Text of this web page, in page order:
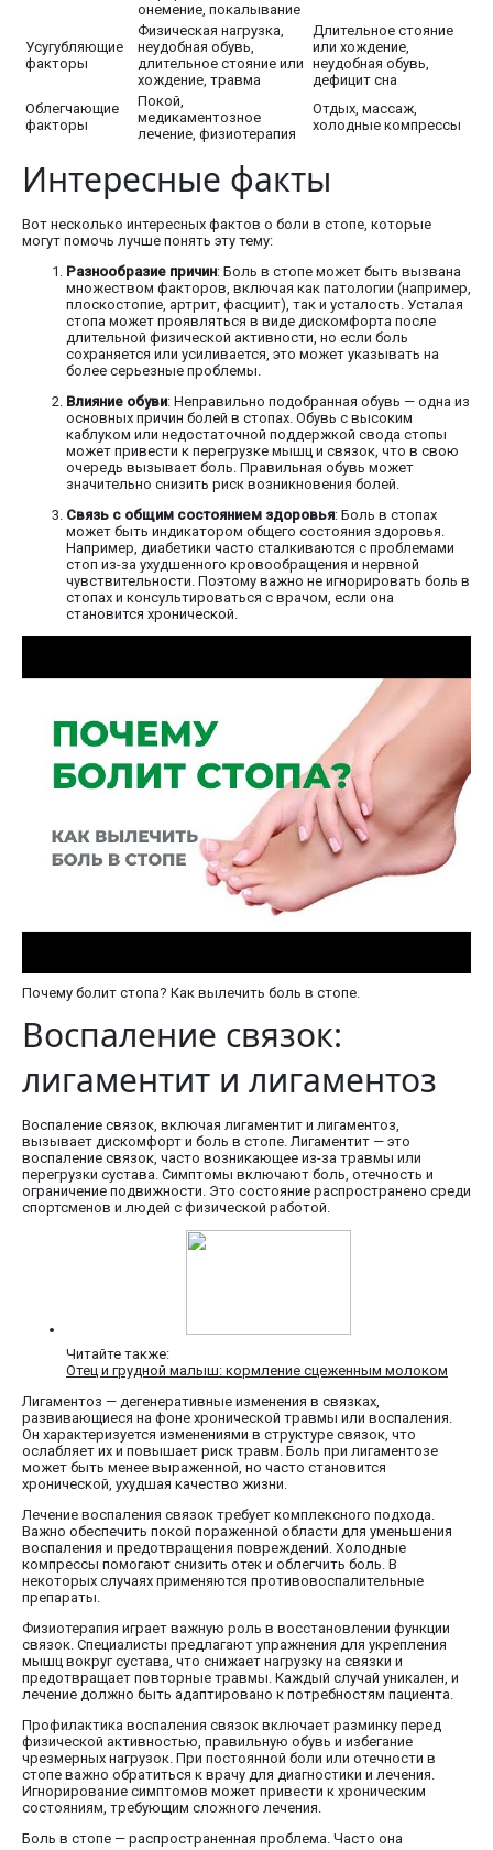
онемение, покалывание
Усугубляющие
факторы
Физическая нагрузка,
неудобная обувь,
длительное стояние или
хождение, травма
Длительное стояние
или хождение,
неудобная обувь,
дефицит сна
Облегчающие
факторы
Покой,
медикаментозное
лечение, физиотерапия
Отдых, массаж,
холодные компрессы
Интересные факты
Вот несколько интересных фактов о боли в стопе, которые
могут помочь лучше понять эту тему:
Разнообразие причин: Боль в стопе может быть вызвана
множеством факторов, включая как патологии (например,
плоскостопие, артрит, фасциит), так и усталость. Усталая
стопа может проявляться в виде дискомфорта после
длительной физической активности, но если боль
сохраняется или усиливается, это может указывать на
более серьезные проблемы.
Влияние обуви: Неправильно подобранная обувь — одна из
основных причин болей в стопах. Обувь с высоким
каблуком или недостаточной поддержкой свода стопы
может привести к перегрузке мышц и связок, что в свою
очередь вызывает боль. Правильная обувь может
значительно снизить риск возникновения болей.
Связь с общим состоянием здоровья: Боль в стопах
может быть индикатором общего состояния здоровья.
Например, диабетики часто сталкиваются с проблемами
стоп из-за ухудшенного кровообращения и нервной
чувствительности. Поэтому важно не игнорировать боль в
стопах и консультироваться с врачом, если она
становится хронической.
Почему болит стопа? Как вылечить боль в стопе.
Воспаление связок:
лигаментит и лигаментоз
Воспаление связок, включая лигаментит и лигаментоз,
вызывает дискомфорт и боль в стопе. Лигаментит — это
воспаление связок, часто возникающее из-за травмы или
перегрузки сустава. Симптомы включают боль, отечность и
ограничение подвижности. Это состояние распространено среди
спортсменов и людей с физической работой.
Читайте также:
Отец и грудной малыш: кормление сцеженным молоком
Лигаментоз — дегенеративные изменения в связках,
развивающиеся на фоне хронической травмы или воспаления.
Он характеризуется изменениями в структуре связок, что
ослабляет их и повышает риск травм. Боль при лигаментозе
может быть менее выраженной, но часто становится
хронической, ухудшая качество жизни.
Лечение воспаления связок требует комплексного подхода.
Важно обеспечить покой пораженной области для уменьшения
воспаления и предотвращения повреждений. Холодные
компрессы помогают снизить отек и облегчить боль. В
некоторых случаях применяются противовоспалительные
препараты.
Физиотерапия играет важную роль в восстановлении функции
связок. Специалисты предлагают упражнения для укрепления
мышц вокруг сустава, что снижает нагрузку на связки и
предотвращает повторные травмы. Каждый случай уникален, и
лечение должно быть адаптировано к потребностям пациента.
Профилактика воспаления связок включает разминку перед
физической активностью, правильную обувь и избегание
чрезмерных нагрузок. При постоянной боли или отечности в
стопе важно обратиться к врачу для диагностики и лечения.
Игнорирование симптомов может привести к хроническим
состояниям, требующим сложного лечения.
Боль в стопе — распространенная проблема. Часто она